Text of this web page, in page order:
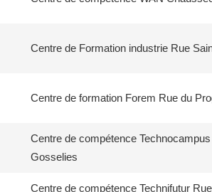
Centre de Formation industrie Rue
Centre de formation Forem Rue du
Centre de compétence
Gosselies
Centre de compétence Technifutur